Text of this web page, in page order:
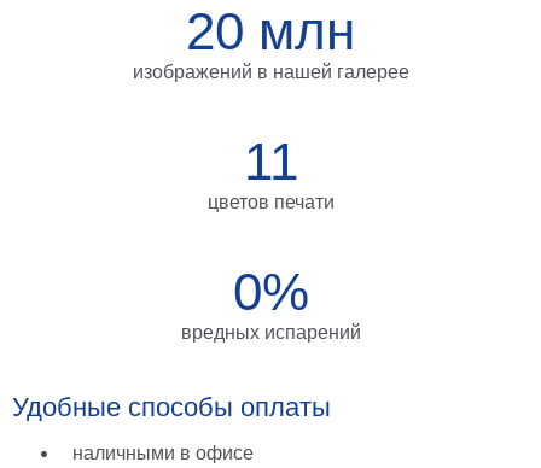
20 млн
изображений в нашей галерее
11
цветов печати
0%
вредных испарений
Удобные способы оплаты
наличными в офисе